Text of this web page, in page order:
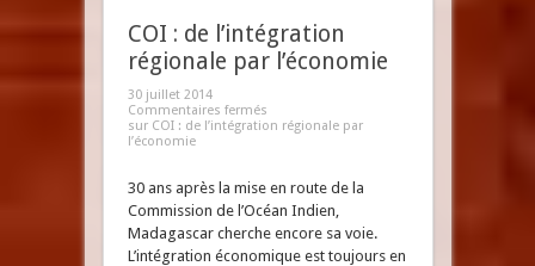
COI : de l’intégration
régionale par l’économie
30 juillet 2014
Commentaires fermés
sur COI : de l’intégration régionale par
l’économie
30 ans après la mise en route de la
Commission de l’Océan Indien,
Madagascar cherche encore sa voie.
L’intégration économique est toujours en